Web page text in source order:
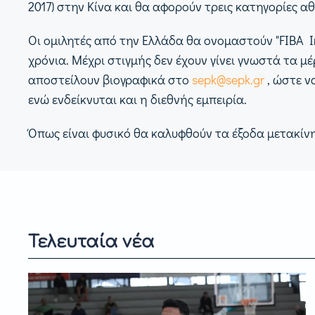
2017) στην Κίνα και θα αφορούν τρεις κατηγορίες
Οι ομιλητές από την Ελλάδα θα ονομαστούν
χρόνια. Μέχρι στιγμής δεν έχουν γίνει γνωστά τα
αποστείλουν βιογραφικά στο sepk@sepk.gr , ώστε
ενώ ενδείκνυται και η διεθνής εμπειρία.
Όπως είναι φυσικό θα καλυφθούν τα έξοδα
Τελευταία νέα